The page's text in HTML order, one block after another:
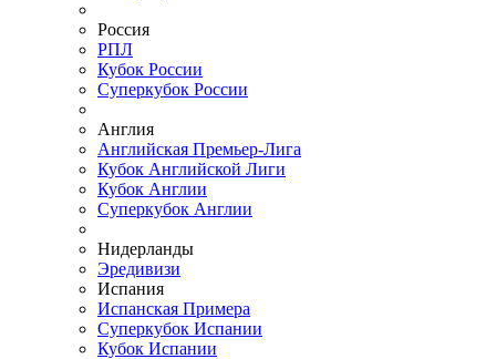
Россия
РПЛ
Кубок России
Суперкубок России
Англия
Английская Премьер-Лига
Кубок Английской Лиги
Кубок Англии
Суперкубок Англии
Нидерланды
Эредивизи
Испания
Испанская Примера
Суперкубок Испании
Кубок Испании